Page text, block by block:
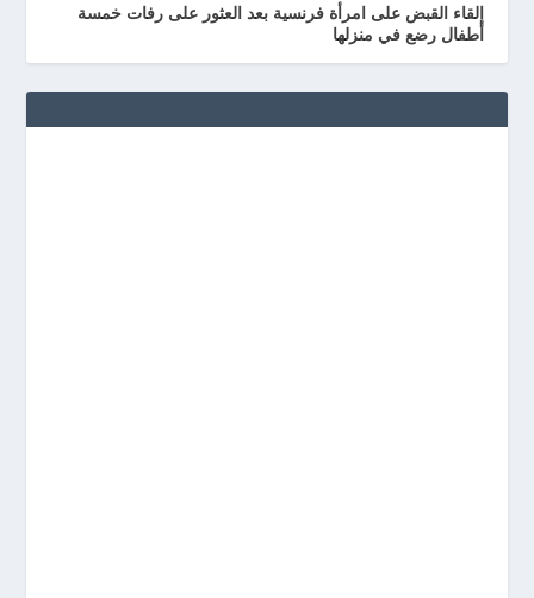
إلقاء القبض على امرأة فرنسية بعد العثور على رفات خمسة
أطفال رضع في منزلها